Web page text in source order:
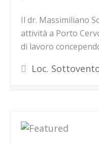
Il dr. Massimiliano
attività a Porto
di lavoro
Loc. Sottovento